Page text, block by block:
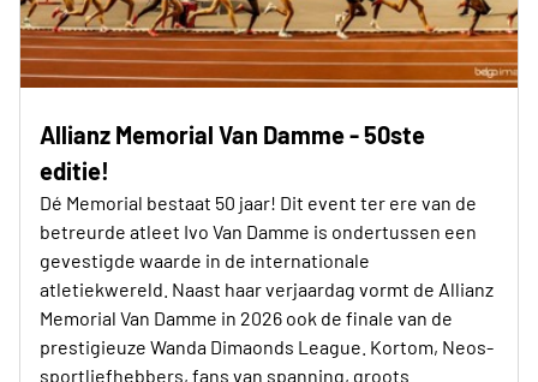
Allianz Memorial Van Damme - 50ste
editie!
Dé Memorial bestaat 50 jaar! Dit event ter ere van de
betreurde atleet Ivo Van Damme is ondertussen een
gevestigde waarde in de internationale
atletiekwereld. Naast haar verjaardag vormt de Allianz
Memorial Van Damme in 2026 ook de finale van de
prestigieuze Wanda Dimaonds League. Kortom, Neos-
sportliefhebbers, fans van spanning, groots